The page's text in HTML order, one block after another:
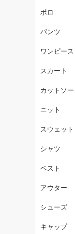
ポロ
パンツ
ワンピース
スカート
カットソー
ニット
スウェット
シャツ
ベスト
アウター
シューズ
キャップ